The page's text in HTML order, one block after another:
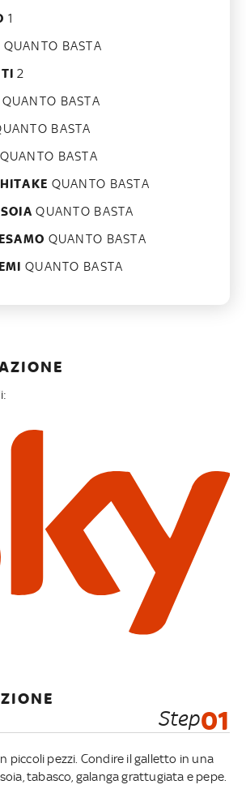
1
QUANTO BASTA
2
QUANTO BASTA
BASTA
QUANTO BASTA
QUANTO BASTA
QUANTO BASTA
QUANTO BASTA
QUANTO BASTA
Step01
piccoli pezzi. Condire il galletto in una
tabasco, galanga grattugiata e pepe.